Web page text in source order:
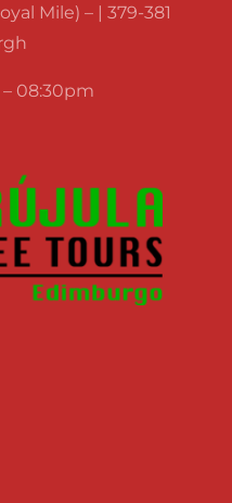
Mile) – | 379-381
– 08:30pm